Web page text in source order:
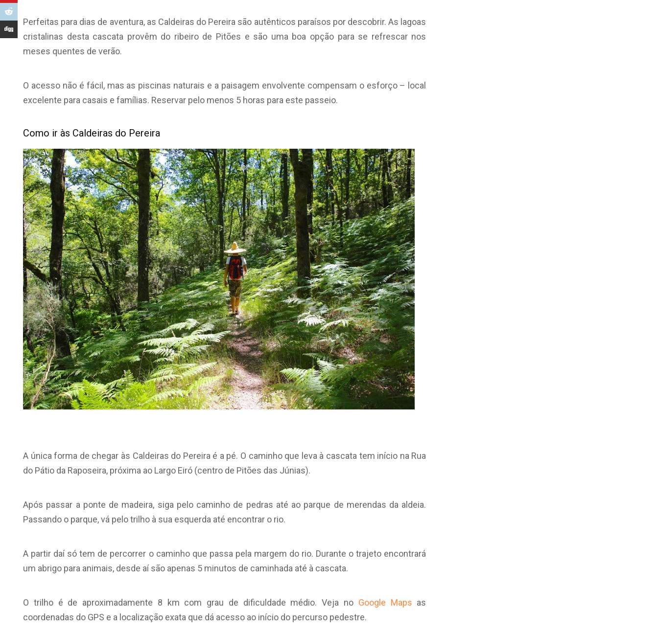
Perfeitas para dias de aventura, as Caldeiras do Pereira são autênticos paraísos por descobrir. As lagoas
cristalinas desta cascata provêm do ribeiro de Pitões e são uma boa opção para se refrescar nos
meses quentes de verão.
O acesso não é fácil, mas as piscinas naturais e a paisagem envolvente compensam o esforço – local
excelente para casais e famílias. Reservar pelo menos 5 horas para este passeio.
Como ir às Caldeiras do Pereira
A única forma de chegar às Caldeiras do Pereira é a pé. O caminho que leva à cascata tem início na Rua
do Pátio da Raposeira, próxima ao Largo Eiró (centro de Pitões das Júnias).
Após passar a ponte de madeira, siga pelo caminho de pedras até ao parque de merendas da aldeia.
Passando o parque, vá pelo trilho à sua esquerda até encontrar o rio.
A partir daí só tem de percorrer o caminho que passa pela margem do rio. Durante o trajeto encontrará
um abrigo para animais, desde aí são apenas 5 minutos de caminhada até à cascata.
O trilho é de aproximadamente 8 km com grau de dificuldade médio. Veja no Google Maps as
coordenadas do GPS e a localização exata que dá acesso ao início do percurso pedestre.